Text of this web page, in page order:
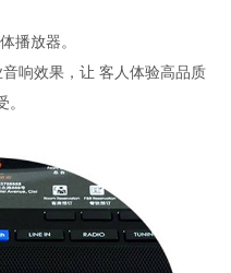
播放器。
响效果，让 客人体验高品质
。